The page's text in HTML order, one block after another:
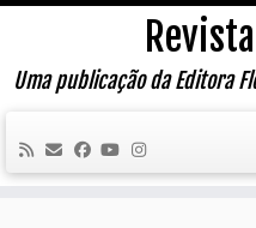
Skip
content
Uma publicação da Editora